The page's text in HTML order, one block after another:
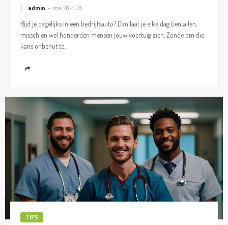
admin mei 28, 2025
Rijd je dagelijks in een bedrijfsauto? Dan laat je elke dag tientallen,
misschien wel honderden mensen jouw voertuig zien. Zonde om die
kans onbenut te...
TIPS